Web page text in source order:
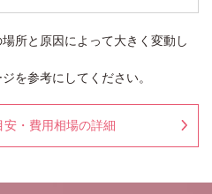
所と原因によって大きく変動し
を参考にしてください。
・費用相場の詳細